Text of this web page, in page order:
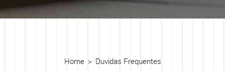
Home Duvidas Frequentes